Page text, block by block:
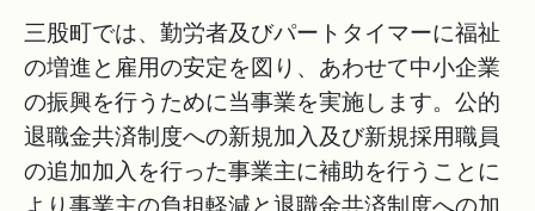
三股町では、勤労者及びパートタイマーに福祉
の増進と雇用の安定を図り、あわせて中小企業
の振興を行うために当事業を実施します。公的
退職金共済制度への新規加入及び新規採用職員
の追加加入を行った事業主に補助を行うことに
より事業主の負担軽減と退職金共済制度への加